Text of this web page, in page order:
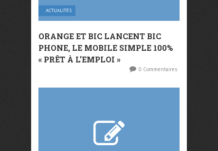
ACTUALITÉS
ORANGE ET BIC LANCENT BIC
PHONE, LE MOBILE SIMPLE 100%
« PRÊT À L’EMPLOI »
0 Commentaires